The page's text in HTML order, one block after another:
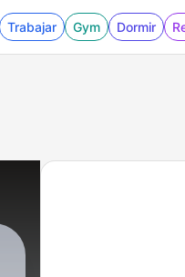
Trabajar Gym Dormir